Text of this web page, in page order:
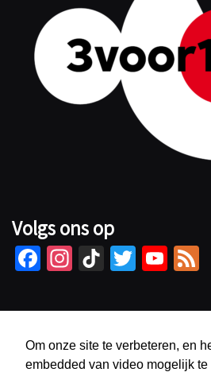
Volgs ons op
Fa
b
o
o
In
ag
ra
m
Ti
o
k
T
tt
er
Yo
Tu
b
e
Om onze site te verbeteren, en
embedded van video mogelijk te